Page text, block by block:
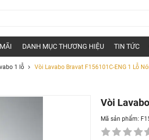
DANH MỤC THƯƠNG HIỆU TIN TỨC
1 lỗ Vòi Lavabo Bravat F156101C-ENG 1 Lỗ
Vòi
Mã sản phẩm: